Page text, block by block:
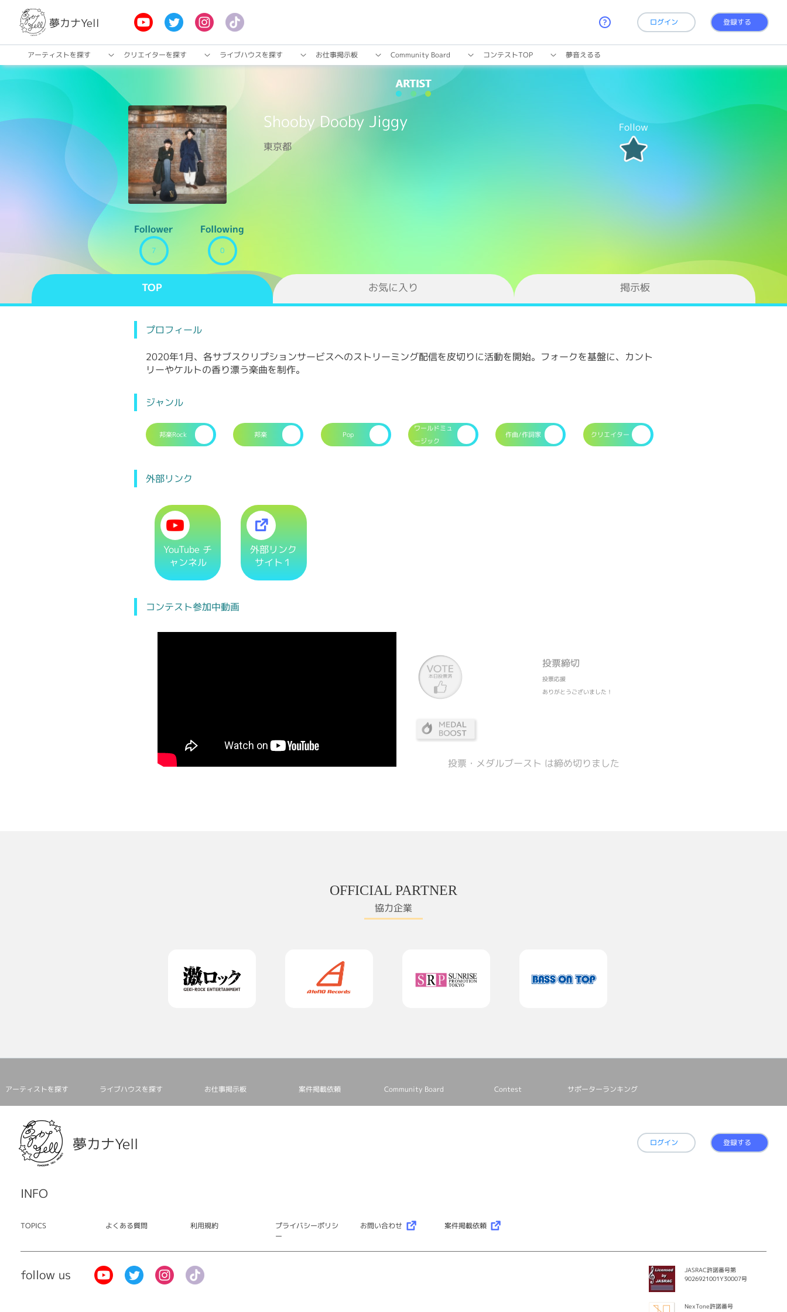
夢カナYell ログイン 登録する
アーティストを探す クリエイターを探す ライブハウスを探す お仕事掲⽰板 Community Board コンテストTOP 夢音えるる
Shooby Dooby Jiggy
東京都
Follow
Follower
7
Following
0
TOP お気に入り 掲示板
プロフィール
2020年1月、各サブスクリプションサービスへのストリーミング配信を皮切りに活動を開始。フォークを基盤に、カント
リーやケルトの香り漂う楽曲を制作。
ジャンル
邦楽Rock 邦楽 Pop
ワールドミュ
ージック
作曲/作詞家 クリエイター
外部リンク
YouTube チ
ャンネル
外部リンク
サイト１
コンテスト参加中動画
投票締切
投票応援
ありがとうございました！
投票・メダルブースト は締め切りました
OFFICIAL PARTNER
協力企業
アーティストを探す ライブハウスを探す お仕事掲⽰板 案件掲載依頼 Community Board Contest サポーターランキング
夢カナYell ログイン 登録する
INFO
TOPICS よくある質問 利用規約
プライバシーポリシ
ー
お問い合わせ 案件掲載依頼
follow us
JASRAC許諾番号第
9026921001Y30007号
NexTone許諾番号